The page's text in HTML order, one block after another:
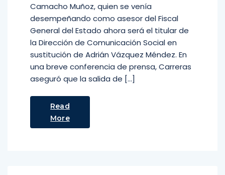
Camacho Muñoz, quien se venía
desempeñando como asesor del Fiscal
General del Estado ahora será el titular de
la Dirección de Comunicación Social en
sustitución de Adrián Vázquez Méndez. En
una breve conferencia de prensa, Carreras
aseguró que la salida de […]
Read
More